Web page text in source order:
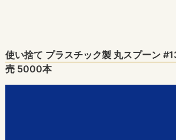
使い捨て プラスチック製 丸スプーン
売 5000本